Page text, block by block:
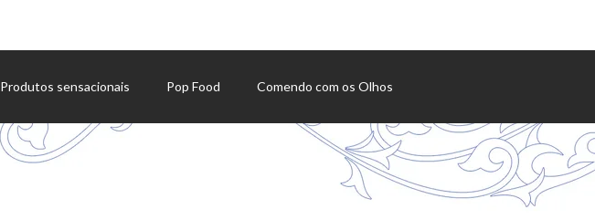
Produtos sensacionais Pop Food Comendo com os Olhos